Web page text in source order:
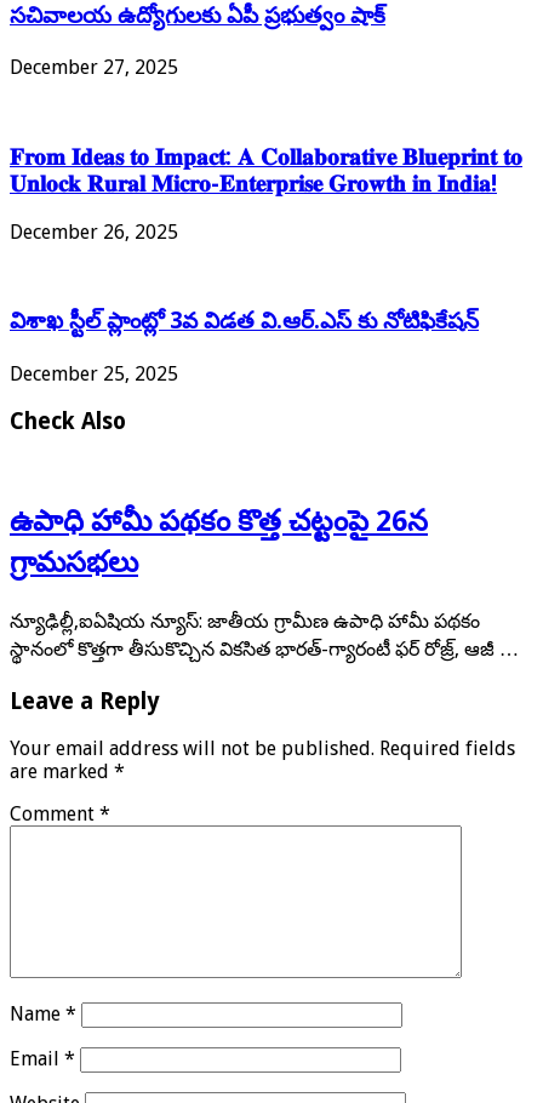
సచివాలయ ఉద్యోగులకు ఏపీ ప్రభుత్వం షాక్
December 27, 2025
𝐅𝐫𝐨𝐦 𝐈𝐝𝐞𝐚𝐬 𝐭𝐨 𝐈𝐦𝐩𝐚𝐜𝐭: 𝐀 𝐂𝐨𝐥𝐥𝐚𝐛𝐨𝐫𝐚𝐭𝐢𝐯𝐞 𝐁𝐥𝐮𝐞𝐩𝐫𝐢𝐧𝐭 𝐭𝐨
𝐔𝐧𝐥𝐨𝐜𝐤 𝐑𝐮𝐫𝐚𝐥 𝐌𝐢𝐜𝐫𝐨-𝐄𝐧𝐭𝐞𝐫𝐩𝐫𝐢𝐬𝐞 𝐆𝐫𝐨𝐰𝐭𝐡 𝐢𝐧 𝐈𝐧𝐝𝐢𝐚!
December 26, 2025
విశాఖ స్టీల్ ప్లాంట్లో 3వ విడత వి.ఆర్.ఎస్ కు నోటిఫికేషన్
December 25, 2025
Check Also
ఉపాధి హామీ పథకం కొత్త చట్టంపై 26న
గ్రామసభలు
న్యూఢిల్లీ,ఐఏషియ న్యూస్: జాతీయ గ్రామీణ ఉపాధి హామీ పథకం
స్థానంలో కొత్తగా తీసుకొచ్చిన వికసిత భారత్-గ్యారంటీ ఫర్ రోజ్ర్, ఆజీ …
Leave a Reply
Your email address will not be published. Required fields
are marked *
Comment *
Name *
Email *